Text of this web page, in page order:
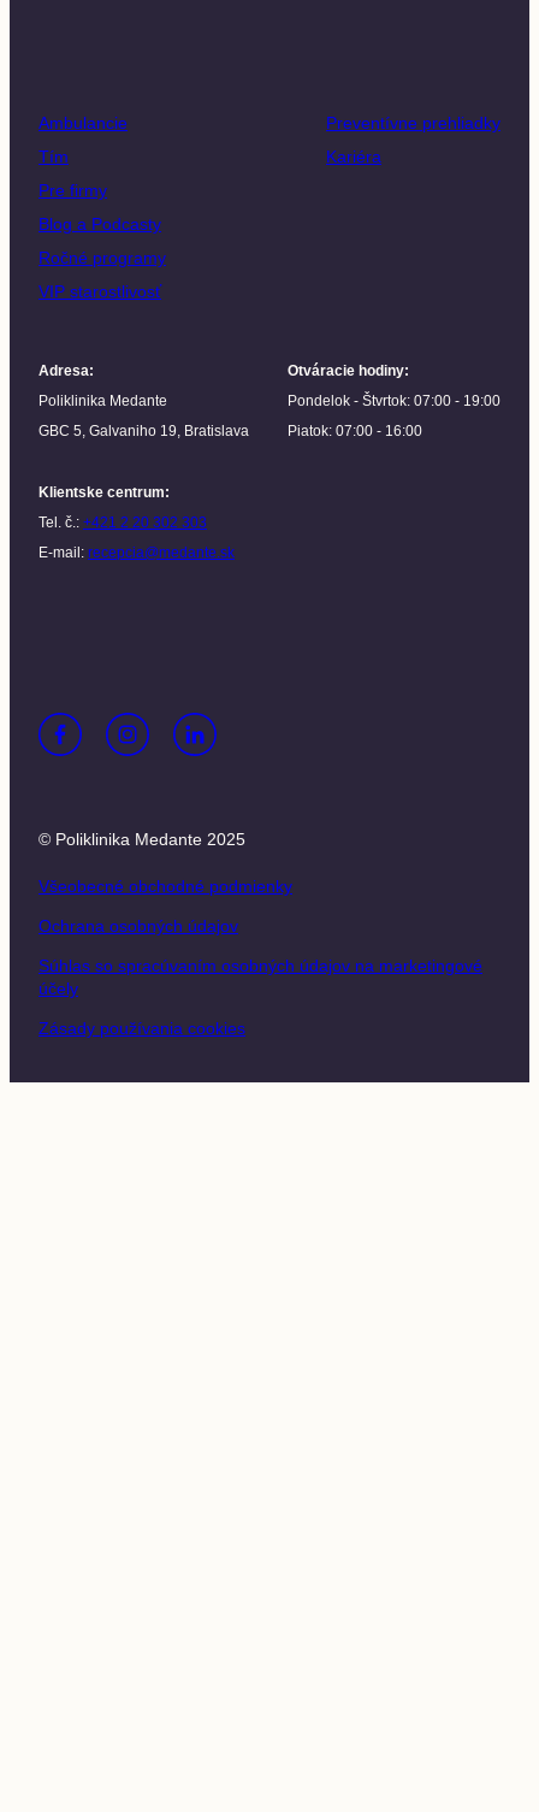
Ambulancie
Tím
Pre firmy
Blog a Podcasty
Ročné programy
VIP starostlivosť
Preventívne prehliadky
Kariéra
Adresa:
Poliklinika Medante
GBC 5, Galvaniho 19, Bratislava
Otváracie hodiny:
Pondelok - Štvrtok: 07:00 - 19:00
Piatok: 07:00 - 16:00
Klientske centrum:
Tel. č.: +421 2 20 302 303
E-mail: recepcia@medante.sk
© Poliklinika Medante 2025
Všeobecné obchodné podmienky
Ochrana osobných údajov
Súhlas so spracúvaním osobných údajov na marketingové
účely
Zásady používania cookies